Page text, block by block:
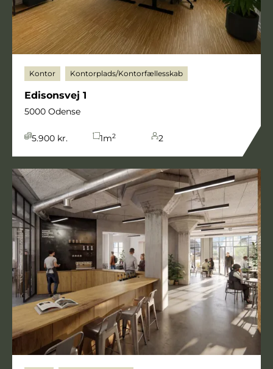
Kontor Kontorplads/Kontorfællesskab
Edisonsvej 1
5000 Odense
5.900 kr. 1m2 2